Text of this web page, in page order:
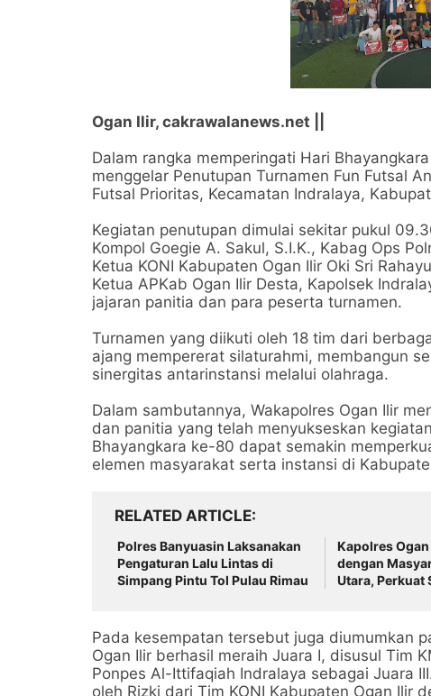
Ogan Ilir, cakrawalanews.net ||
Dalam rangka memperingati Hari
menggelar Penutupan Turnamen Fun Futsal
Futsal Prioritas, Kecamatan Indralaya,
Kegiatan penutupan dimulai sekitar pukul
Kompol Goegie A. Sakul, S.I.K., Kabag Ops
Ketua KONI Kabupaten Ogan Ilir Oki Sri
Ketua APKab Ogan Ilir Desta, Kapolsek
jajaran panitia dan para peserta turnamen.
Turnamen yang diikuti oleh 18 tim dari
ajang mempererat silaturahmi, membangun
sinergitas antarinstansi melalui olahraga.
Dalam sambutannya, Wakapolres Ogan Ilir
dan panitia yang telah menyukseskan
Bhayangkara ke-80 dapat semakin
elemen masyarakat serta instansi di
RELATED ARTICLE
Polres Banyuasin Laksanakan
Pengaturan Lalu Lintas di
Simpang Pintu Tol Pulau Rimau
Kapolres
dengan
Utara, Perkuat
Pada kesempatan tersebut juga diumumkan
Ogan Ilir berhasil meraih Juara I, disusul Tim
Ponpes Al-Ittifaqiah Indralaya sebagai Juara
oleh Rizki dari Tim KONI Kabupaten Ogan Ilir